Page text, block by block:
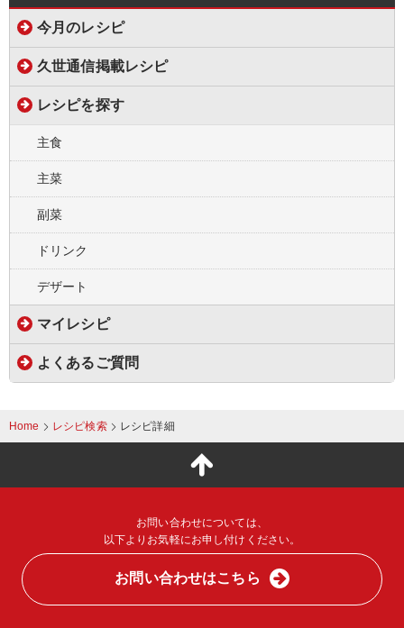
今月のレシピ
久世通信掲載レシピ
レシピを探す
主食
主菜
副菜
ドリンク
デザート
マイレシピ
よくあるご質問
Home レシピ検索 レシピ詳細
の
ー
ジ
の
お問い合わせについては、
以下よりお気軽にお申し付けください。
お問い合わせはこちら